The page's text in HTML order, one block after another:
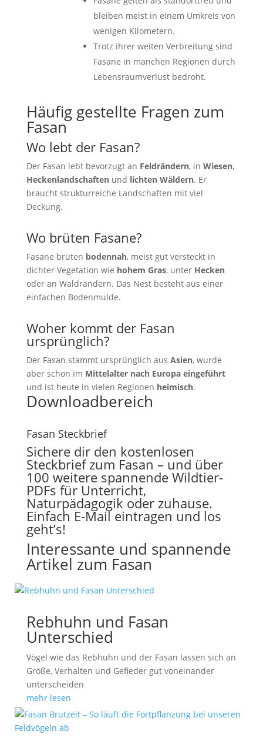
bleiben meist in einem Umkreis von
wenigen Kilometern.
Trotz ihrer weiten Verbreitung sind
Fasane in manchen Regionen durch
Lebensraumverlust bedroht.
Häufig gestellte Fragen zum
Fasan
Wo lebt der Fasan?
Der Fasan lebt bevorzugt an Feldrändern, in Wiesen,
Heckenlandschaftenund lichten Wäldern. Er
braucht strukturreiche Landschaften mit viel
Deckung.
Wo brüten Fasane?
Fasane brüten bodennah, meist gut versteckt in
dichter Vegetation wie hohem Gras, unter Hecken
oder an Waldrändern. Das Nest besteht aus einer
einfachen Bodenmulde.
Woher kommt der Fasan
ursprünglich?
Der Fasan stammt ursprünglich aus Asien, wurde
aber schon im Mittelalter nach Europa eingeführt
und ist heute in vielen Regionen heimisch.
Downloadbereich
Fasan Steckbrief
Sichere dir den kostenlosen
Steckbrief zum Fasan – und über
100 weitere spannende Wildtier-
PDFs für Unterricht,
Naturpädagogik oder zuhause.
Einfach E-Mail eintragen und los
geht’s!
Interessante und spannende
Artikel zum Fasan
Rebhuhn und Fasan
Unterschied
Vögel wie das Rebhuhn und der Fasan lassen sich an
Größe, Verhalten und Gefieder gut voneinander
unterscheiden
mehr lesen